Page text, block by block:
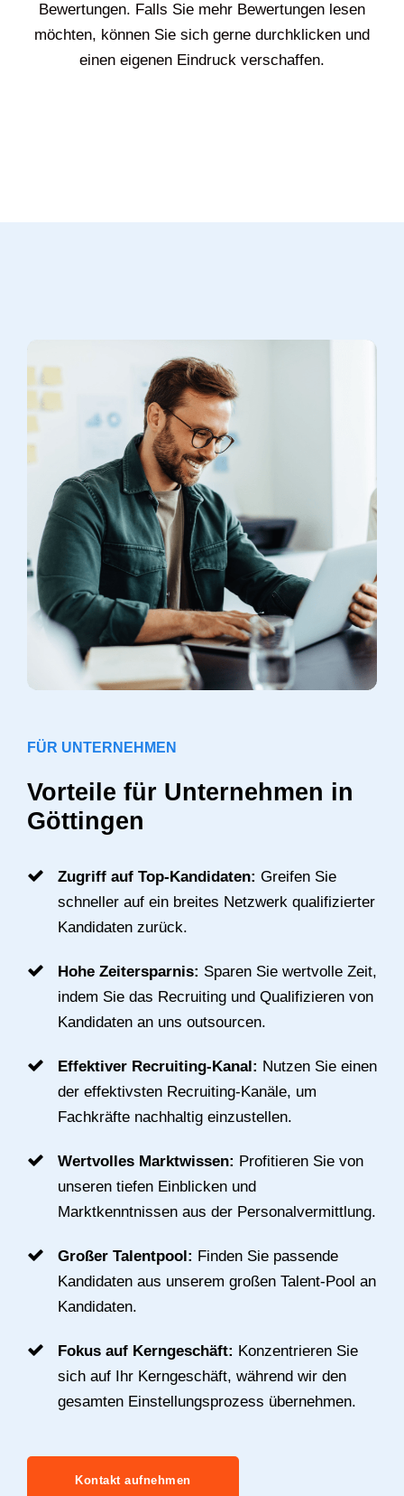
Bewertungen. Falls Sie mehr Bewertungen lesen
möchten, können Sie sich gerne durchklicken und
einen eigenen Eindruck verschaffen.
FÜR UNTERNEHMEN
Vorteile für Unternehmen in
Göttingen
Zugriff auf Top-Kandidaten: Greifen Sie
schneller auf ein breites Netzwerk qualifizierter
Kandidaten zurück.
Hohe Zeitersparnis: Sparen Sie wertvolle Zeit,
indem Sie das Recruiting und Qualifizieren von
Kandidaten an uns outsourcen.
Effektiver Recruiting-Kanal: Nutzen Sie einen
der effektivsten Recruiting-Kanäle, um
Fachkräfte nachhaltig einzustellen.
Wertvolles Marktwissen: Profitieren Sie von
unseren tiefen Einblicken und
Marktkenntnissen aus der Personalvermittlung.
Großer Talentpool: Finden Sie passende
Kandidaten aus unserem großen Talent-Pool an
Kandidaten.
Fokus auf Kerngeschäft: Konzentrieren Sie
sich auf Ihr Kerngeschäft, während wir den
gesamten Einstellungsprozess übernehmen.
Kontakt aufnehmen